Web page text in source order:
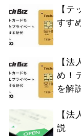
【
すす
【
め！
を解
【
説